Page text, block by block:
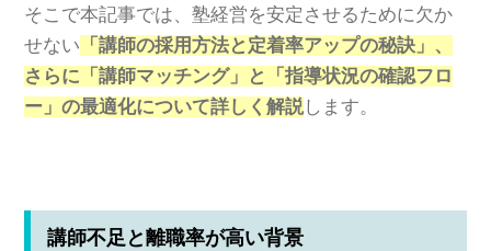
そこで本記事では、塾経営を安定させるために欠か
せない 「講師の採用方法と定着率アップの秘訣」、
さらに「講師マッチング」と「指導状況の確認フロ
ー」の最適化について詳しく解説します。
講師不足と離職率が高い背景